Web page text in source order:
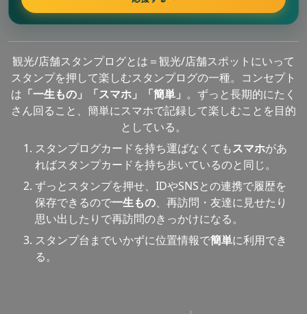
観光/店舗スタンプログとは＝観光/店舗スポットにいって
スタンプを押して楽しむスタンプログの一種。コンセプト
は 「一生もの」「スマホ」「簡単」 。ずっと長期的にたく
さん回ること、簡単にスマホで記録して楽しむことを目的
としている。
スタンプログカードを持ち運ばなくてもスマホがあ
ればスタンプカードを持ち歩いているのと同じ。
ずっとスタンプを押せ、IDやSNSとの連携で履歴を
保存できるので一生もの、再訪問・友達に見せたり
思い出したりで再訪問のきっかけになる。
スタンプ台までいかずに位置情報で簡単に利用でき
る。